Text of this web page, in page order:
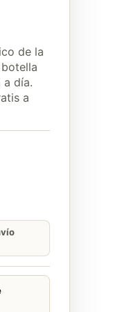
de la
a día.
a
8,10 €.